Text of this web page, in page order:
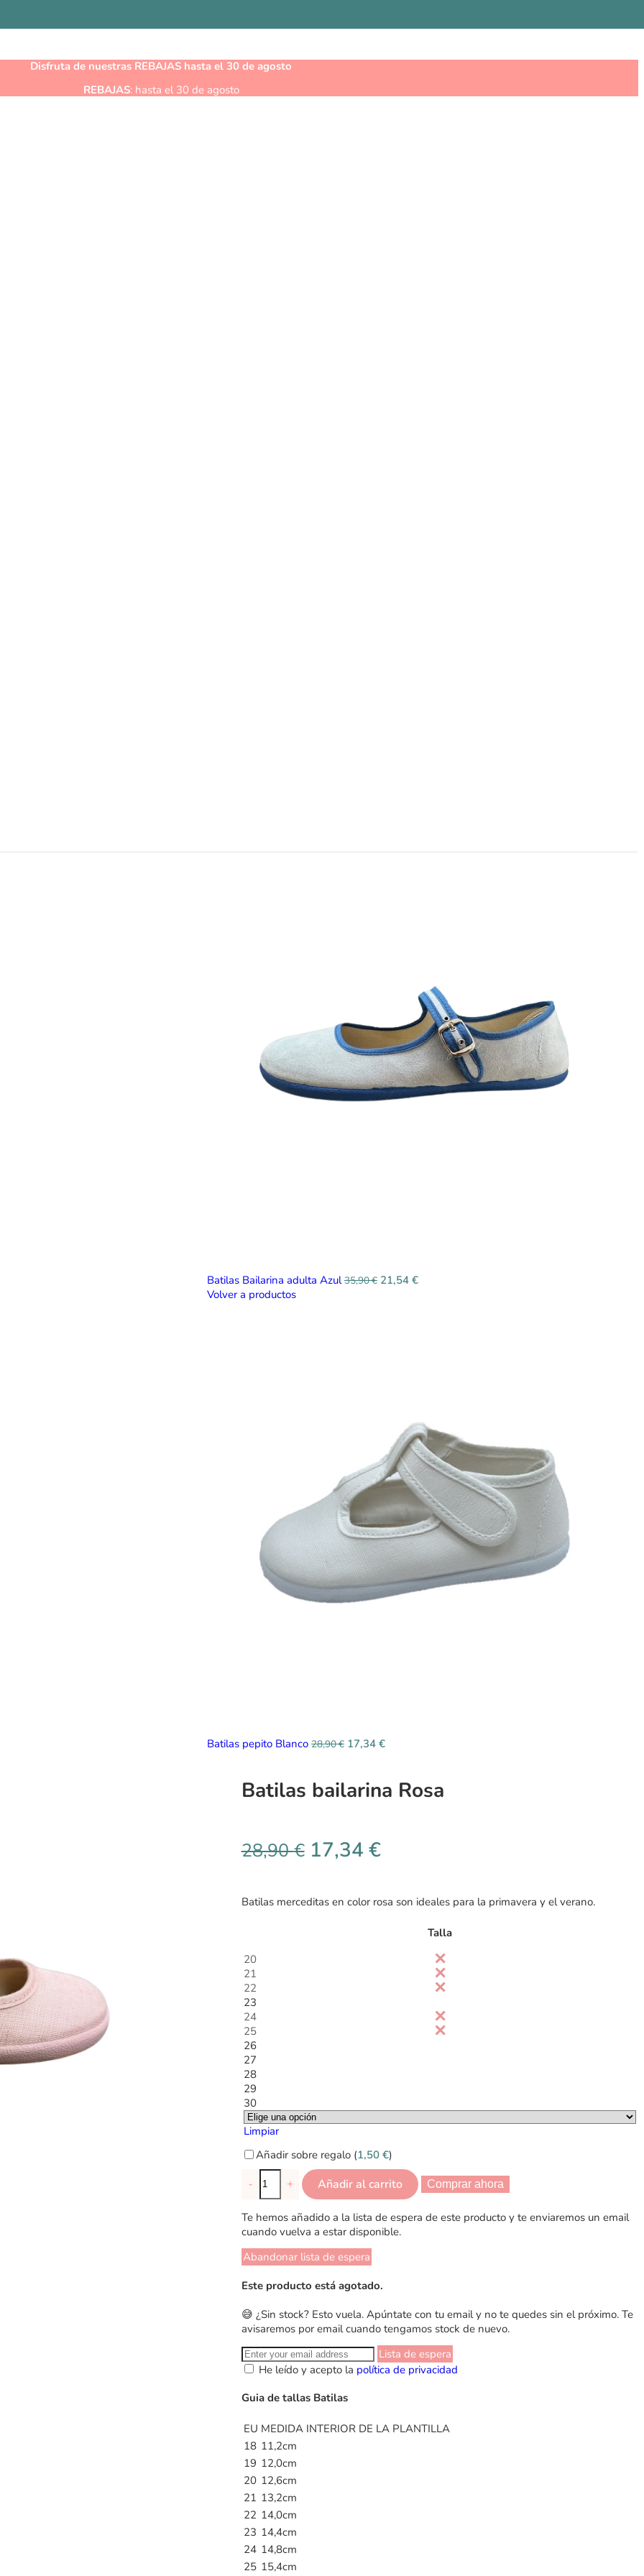
Disfruta de nuestras REBAJAS hasta el 30 de agosto
REBAJAS: hasta el 30 de agosto
Batilas Bailarina adulta Azul35,90€ 21,54 €
Volver a productos
Batilas pepito Blanco 28,90€ 17,34 €
Batilas bailarina Rosa
28,90€ 17,34 €
Batilas merceditas en color rosa son ideales para la primavera y el verano.
Talla
20
21
22
23
24
25
26
27
28
29
30
Limpiar
Añadir sobre regalo (1,50 €)
- + Añadir al carrito Comprar ahora
Te hemos añadido a la lista de espera de este producto y te enviaremos un email
cuando vuelva a estar disponible.
Abandonar lista de espera
Este producto está agotado.
😅 ¿Sin stock? Esto vuela. Apúntate con tu email y no te quedes sin el próximo. Te
avisaremos por email cuando tengamos stock de nuevo.
Lista de espera
He leído y acepto la política de privacidad
Guia de tallas Batilas
EU MEDIDA INTERIOR DE LA PLANTILLA
18 11,2cm
19 12,0cm
20 12,6cm
21 13,2cm
22 14,0cm
23 14,4cm
24 14,8cm
25 15,4cm